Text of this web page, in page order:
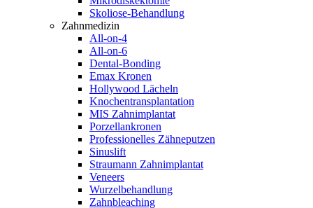
Skoliose-Behandlung
Zahnmedizin
All-on-4
All-on-6
Dental-Bonding
Emax Kronen
Hollywood Lächeln
Knochentransplantation
MIS Zahnimplantat
Porzellankronen
Professionelles Zähneputzen
Sinuslift
Straumann Zahnimplantat
Veneers
Wurzelbehandlung
Zahnbleaching